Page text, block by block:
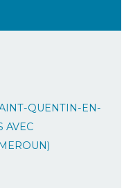
QUENTIN-EN-
AVEC